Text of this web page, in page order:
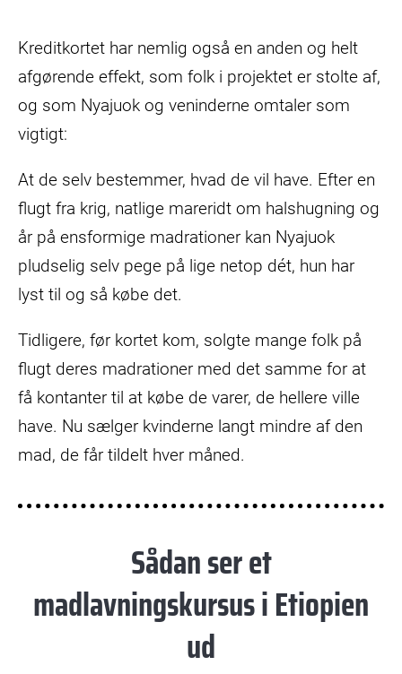
Kreditkortet har nemlig også en anden og helt
afgørende effekt, som folk i projektet er stolte af,
og som Nyajuok og veninderne omtaler som
vigtigt:
At de selv bestemmer, hvad de vil have. Efter en
flugt fra krig, natlige mareridt om halshugning og
år på ensformige madrationer kan Nyajuok
pludselig selv pege på lige netop dét, hun har
lyst til og så købe det.
Tidligere, før kortet kom, solgte mange folk på
flugt deres madrationer med det samme for at
få kontanter til at købe de varer, de hellere ville
have. Nu sælger kvinderne langt mindre af den
mad, de får tildelt hver måned.
Sådan ser et
madlavningskursus i Etiopien
ud